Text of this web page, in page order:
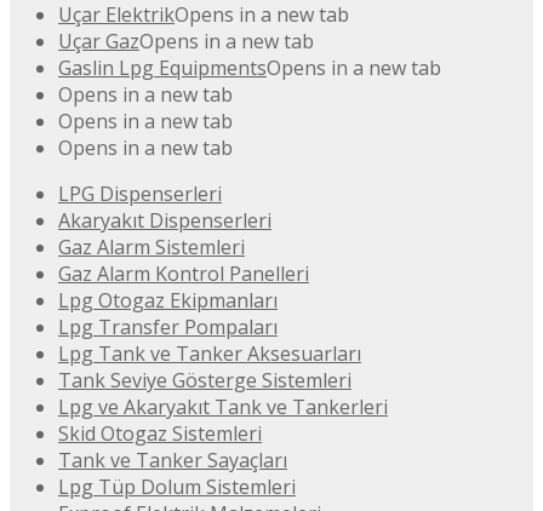
Uçar ElektrikOpens in a new tab
Uçar GazOpens in a new tab
Gaslin Lpg EquipmentsOpens in a new tab
Opens in a new tab
Opens in a new tab
Opens in a new tab
LPG Dispenserleri
Akaryakıt Dispenserleri
Gaz Alarm Sistemleri
Gaz Alarm Kontrol Panelleri
Lpg Otogaz Ekipmanları
Lpg Transfer Pompaları
Lpg Tank ve Tanker Aksesuarları
Tank Seviye Gösterge Sistemleri
Lpg ve Akaryakıt Tank ve Tankerleri
Skid Otogaz Sistemleri
Tank ve Tanker Sayaçları
Lpg Tüp Dolum Sistemleri